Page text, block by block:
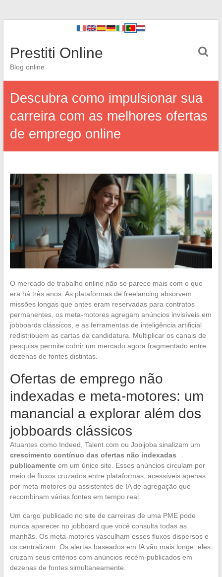
Prestiti Online
Blog online
Descubra como impulsionar sua
carreira com as melhores ofertas
de emprego online
O mercado de trabalho online não se parece mais com o que
era há três anos. As plataformas de freelancing absorvem
missões longas que antes eram reservadas para contratos
permanentes, os meta-motores agregam anúncios invisíveis em
jobboards clássicos, e as ferramentas de inteligência artificial
redistribuem as cartas da candidatura. Multiplicar os canais de
pesquisa permite cobrir um mercado agora fragmentado entre
dezenas de fontes distintas.
Ofertas de emprego não
indexadas e meta-motores: um
manancial a explorar além dos
jobboards clássicos
Atuantes como Indeed, Talent.com ou Jobijoba sinalizam um
crescimento contínuo das ofertas não indexadas
publicamenteem um único site. Esses anúncios circulam por
meio de fluxos cruzados entre plataformas, acessíveis apenas
por meta-motores ou assistentes de IA de agregação que
recombinam várias fontes em tempo real.
Um cargo publicado no site de carreiras de uma PME pode
nunca aparecer no jobboard que você consulta todas as
manhãs. Os meta-motores vasculham esses fluxos dispersos e
os centralizam. Os alertas baseados em IA vão mais longe: eles
cruzam seus critérios com anúncios recém-publicados em
dezenas de fontes simultaneamente.